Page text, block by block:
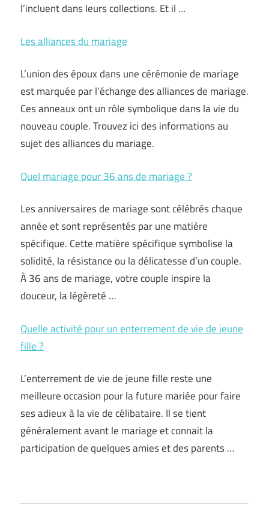
l’incluent dans leurs collections. Et il …
Les alliances du mariage
L’union des époux dans une cérémonie de mariage
est marquée par l’échange des alliances de mariage.
Ces anneaux ont un rôle symbolique dans la vie du
nouveau couple. Trouvez ici des informations au
sujet des alliances du mariage.
Quel mariage pour 36 ans de mariage ?
Les anniversaires de mariage sont célébrés chaque
année et sont représentés par une matière
spécifique. Cette matière spécifique symbolise la
solidité, la résistance ou la délicatesse d’un couple.
À 36 ans de mariage, votre couple inspire la
douceur, la légèreté …
Quelle activité pour un enterrement de vie de jeune
fille ?
L’enterrement de vie de jeune fille reste une
meilleure occasion pour la future mariée pour faire
ses adieux à la vie de célibataire. Il se tient
généralement avant le mariage et connait la
participation de quelques amies et des parents …